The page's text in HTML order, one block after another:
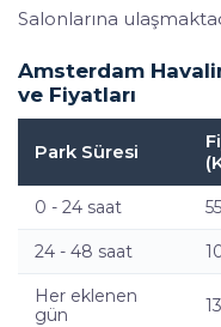
Salonlarına
Amsterdam
ve Fiyatları
Park Süresi
0 - 24 saat
24 - 48 saat
Her eklenen
gün